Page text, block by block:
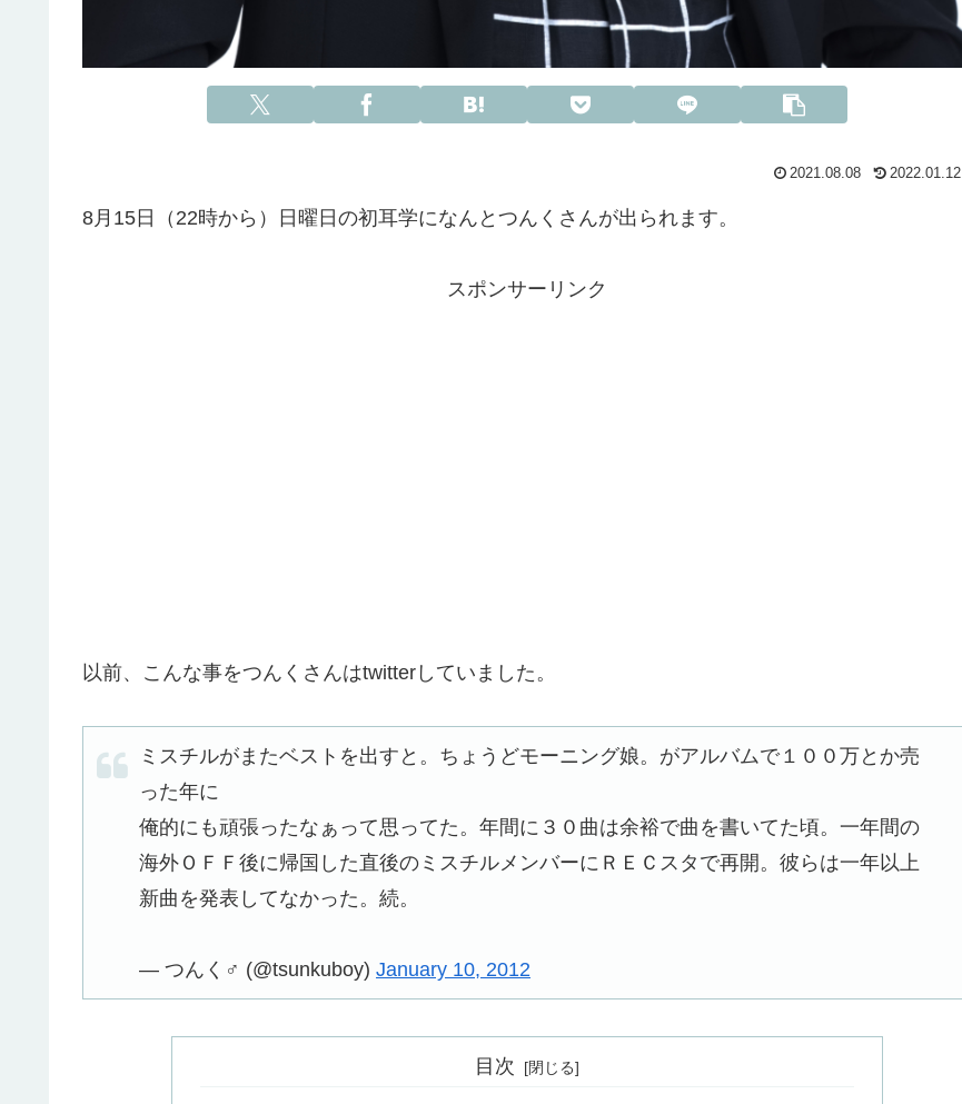
2021.08.08 2022.01.12
8月15日（22時から）日曜日の初耳学になんとつんくさんが出られます。
スポンサーリンク
以前、こんな事をつんくさんはtwitterしていました。
ミスチルがまたベストを出すと。ちょうどモーニング娘。がアルバムで１００万とか売
った年に
俺的にも頑張ったなぁって思ってた。年間に３０曲は余裕で曲を書いてた頃。一年間の
海外ＯＦＦ後に帰国した直後のミスチルメンバーにＲＥＣスタで再開。彼らは一年以上
新曲を発表してなかった。続。
— つんく♂ (@tsunkuboy) January 10, 2012
目次